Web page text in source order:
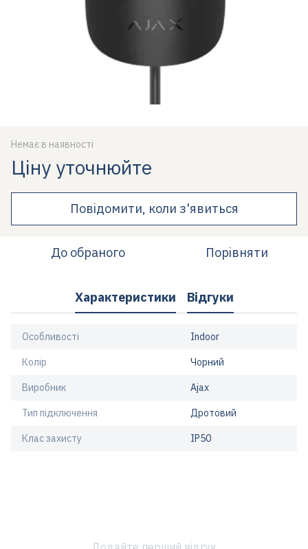
Немає в наявності
Ціну уточнюйте
Повідомити, коли з'явиться
До обраного Порівняти
Характеристики Відгуки
Особливості Indoor
Колір Чорний
Виробник Ajax
Тип підключення Дротовий
Клас захисту IP50